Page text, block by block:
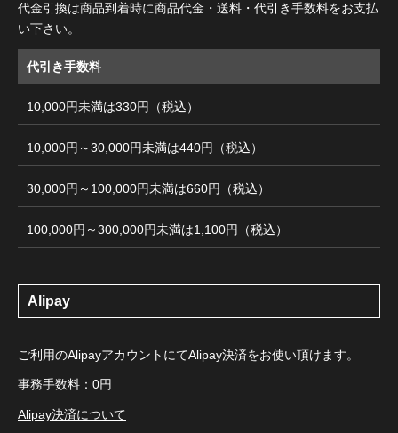
代金引換は商品到着時に商品代金・送料・代引き手数料をお支払
い下さい。
代引き手数料
10,000円未満は330円（税込）
10,000円～30,000円未満は440円（税込）
30,000円～100,000円未満は660円（税込）
100,000円～300,000円未満は1,100円（税込）
Alipay
ご利用のAlipayアカウントにてAlipay決済をお使い頂けます。
事務手数料：0円
Alipay決済について